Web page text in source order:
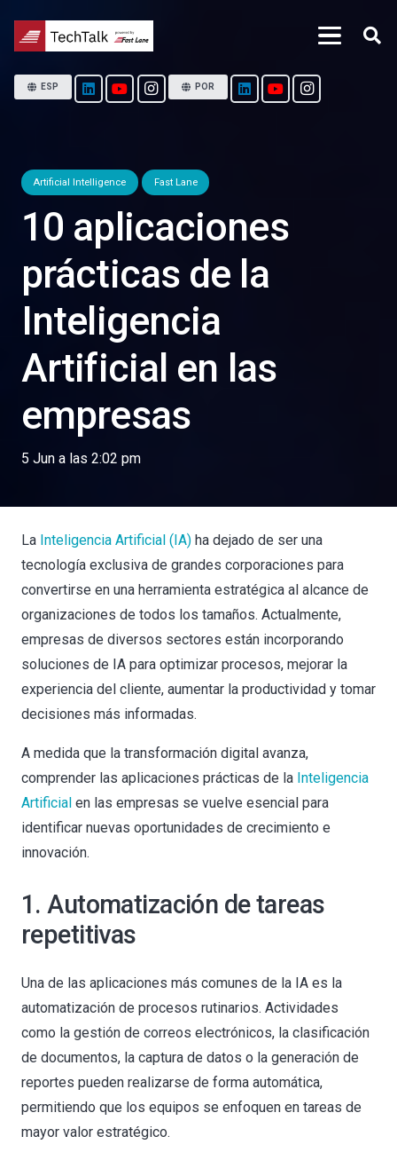
ESP POR
Artificial Intelligence Fast Lane
10 aplicaciones
prácticas de la
Inteligencia
Artificial en las
empresas
5 Jun a las 2:02 pm
La Inteligencia Artificial (IA) ha dejado de ser una
tecnología exclusiva de grandes corporaciones para
convertirse en una herramienta estratégica al alcance de
organizaciones de todos los tamaños. Actualmente,
empresas de diversos sectores están incorporando
soluciones de IA para optimizar procesos, mejorar la
experiencia del cliente, aumentar la productividad y tomar
decisiones más informadas.
A medida que la transformación digital avanza,
comprender las aplicaciones prácticas de la Inteligencia
Artificial en las empresas se vuelve esencial para
identificar nuevas oportunidades de crecimiento e
innovación.
1. Automatización de tareas
repetitivas
Una de las aplicaciones más comunes de la IA es la
automatización de procesos rutinarios. Actividades
como la gestión de correos electrónicos, la clasificación
de documentos, la captura de datos o la generación de
reportes pueden realizarse de forma automática,
permitiendo que los equipos se enfoquen en tareas de
mayor valor estratégico.